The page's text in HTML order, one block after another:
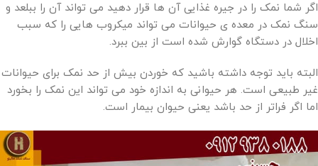
اگر شما نمک را در جیره غذایی آن ها قرار دهید می ‌تواند آن را ببلعد و
سنگ نمک در معده ی حیوانات می تواند میکروب هایی را که سبب
اخلال در دستگاه گوارش شده است از بین ببرد.
البته باید توجه داشته باشید که خوردن بیش از حد نمک برای حیوانات
غیر طبیعی است. هر حیوانی به اندازه خود می ‌تواند این نمک را بخورد
اما اگر فراتر از حد باشد یعنی حیوان بیمار است.